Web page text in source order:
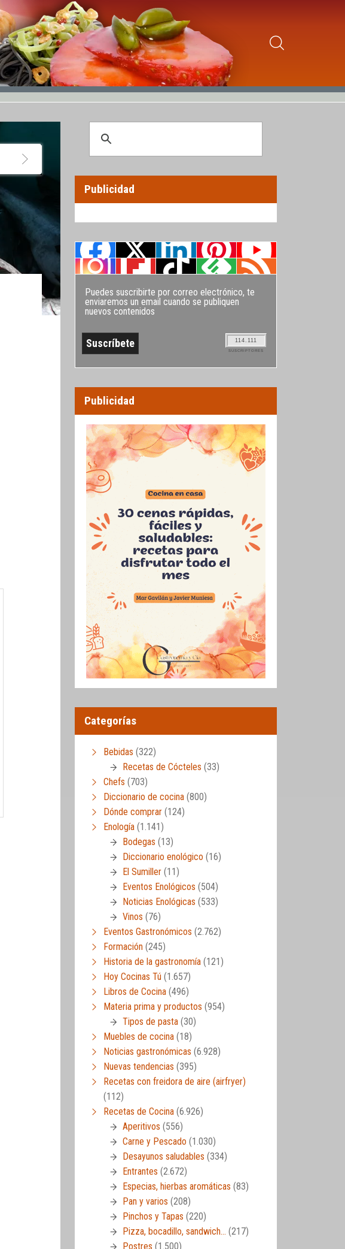
Publicidad
Puedes suscribirte por correo electrónico, te
enviaremos un email cuando se publiquen
nuevos contenidos
114.111
SUSCRIPTORES
Publicidad
Categorías
Bebidas (322)
Recetas de Cócteles (33)
Chefs (703)
Diccionario de cocina (800)
Dónde comprar (124)
Enología (1.141)
Bodegas (13)
Diccionario enológico (16)
El Sumiller (11)
Eventos Enológicos (504)
Noticias Enológicas (533)
Vinos (76)
Eventos Gastronómicos (2.762)
Formación (245)
Historia de la gastronomía (121)
Hoy Cocinas Tú (1.657)
Libros de Cocina (496)
Materia prima y productos (954)
Tipos de pasta (30)
Muebles de cocina (18)
Noticias gastronómicas (6.928)
Nuevas tendencias (395)
Recetas con freidora de aire (airfryer)
(112)
Recetas de Cocina (6.926)
Aperitivos (556)
Carne y Pescado (1.030)
Desayunos saludables (334)
Entrantes (2.672)
Especias, hierbas aromáticas (83)
Pan y varios (208)
Pinchos y Tapas (220)
Pizza, bocadillo, sandwich… (217)
Postres (1.500)